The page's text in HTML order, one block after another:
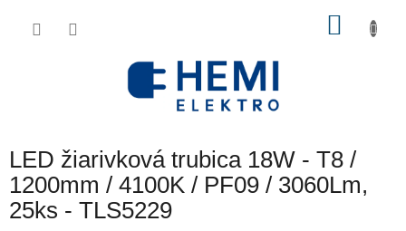
LED žiarivková trubica 18W - T8 /
1200mm / 4100K / PF09 / 3060Lm,
25ks - TLS5229